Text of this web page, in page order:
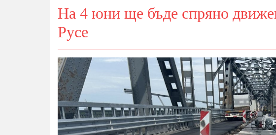
На 4 юни ще бъде спряно
Русе